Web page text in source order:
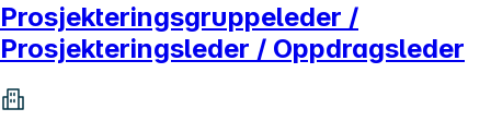
Prosjekteringsgruppeleder /
Prosjekteringsleder / Oppdragsleder